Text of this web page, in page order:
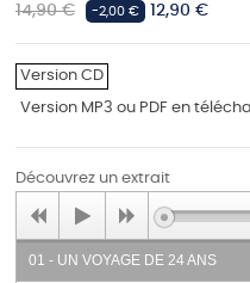
Prix
14,90 € -2,00 € Prix
12,90 €
Version CD
Version MP3 ou PDF en
Découvrez un extrait
01 - UN VOYAGE DE 24 ANS